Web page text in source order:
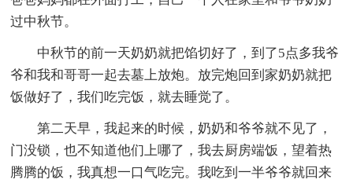
过中秋节。
中秋节的前一天奶奶就把馅切好了，到了5点多我爷
爷和我和哥哥一起去墓上放炮。放完炮回到家奶奶就把
饭做好了，我们吃完饭，就去睡觉了。
第二天早，我起来的时候，奶奶和爷爷就不见了，
门没锁，也不知道他们上哪了，我去厨房端饭，望着热
腾腾的饭，我真想一口气吃完。我吃到一半爷爷就回来